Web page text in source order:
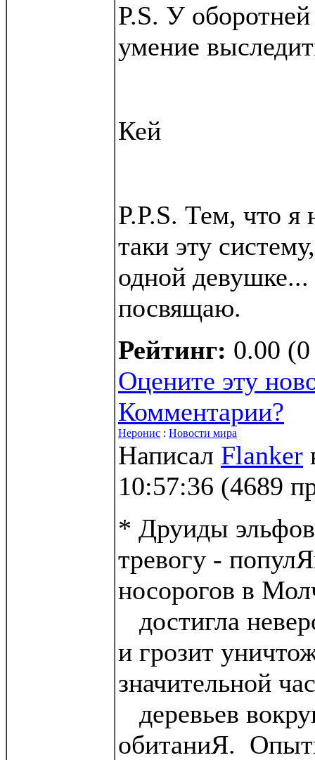
P.S. У оборотней
умение
Кей
P.P.S. Тем, что я
таки эту
одной
посвящаю.
Рейтинг: 0.00
Оцените эту
Комментарии?
Неронис : Новости мира
Написал Flanker
10:57:36 (4689
* Друиды
тревогу -
носорогов в
достигла
и грозит
значительной
деревьев
обитаниЯ.